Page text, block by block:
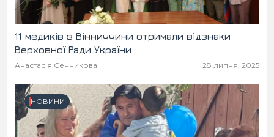
11 медиків з Вінниччини отримали відзнаки
Верховної Ради України
Анастасія Сенникова 28 липня, 2025
НОВИНИ